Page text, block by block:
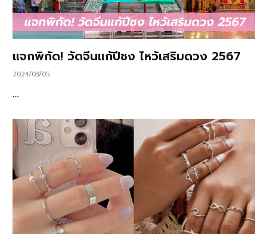
แจกพิกัด! วัดจีนแก้ปีชง ไหว้เสริมดวง 2567
2024/03/05
…